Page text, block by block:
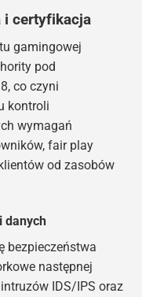
i certyfikacja
gamingowej
pod
co czyni
kontroli
wymagań
fair play
od zasobów
danych
bezpieczeństwa
następnej
IDS/IPS oraz